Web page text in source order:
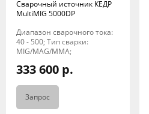
Сварочный источник КЕДР
MultiMIG 5000DP
Диапазон сварочного тока:
40 - 500; Тип сварки:
MIG/MAG/MMA;
333 600 р.
Запрос